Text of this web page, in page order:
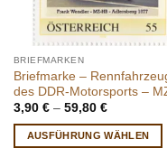
BRIEFMARKEN
Briefmarke –
des DDR-Motorsports –
3,90 €– 59,80 €
AUSFÜHRUNG WÄHLEN